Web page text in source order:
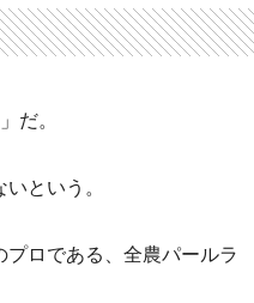
だ。
という。
ロである、全農パールラ